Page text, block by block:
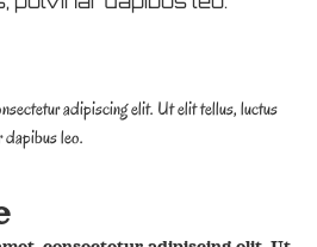
adipiscing elit. Ut elit tellus, luctus
dapibus leo.